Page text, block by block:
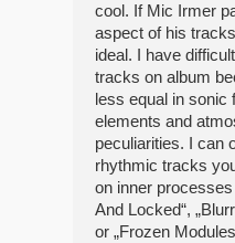
cool. If Mic Irmer
aspect of his
ideal. I have
tracks on album
less equal in sonic
elements and
peculiarities. I can
rhythmic tracks
on inner
And Locked“,
or „Frozen